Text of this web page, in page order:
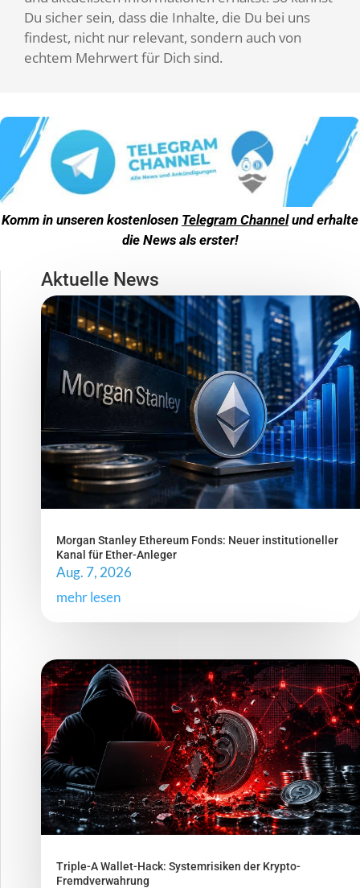
Du sicher sein, dass die Inhalte, die Du bei uns
findest, nicht nur relevant, sondern auch von
echtem Mehrwert für Dich sind.
Komm in unseren kostenlosen Telegram Channelund erhalte
die News als erster!
Aktuelle News
Morgan Stanley Ethereum Fonds: Neuer institutioneller
Kanal für Ether-Anleger
Aug. 7, 2026
mehr lesen
Triple-A Wallet-Hack: Systemrisiken der Krypto-
Fremdverwahrung